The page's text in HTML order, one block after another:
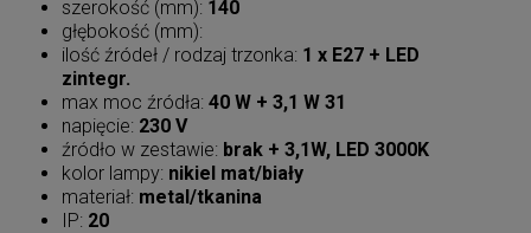
szerokość (mm): 140
głębokość (mm):
ilość źródeł / rodzaj trzonka: 1 x E27 + LED
zintegr.
max moc źródła: 40 W + 3,1 W 31
napięcie: 230 V
źródło w zestawie: brak + 3,1W, LED 3000K
kolor lampy: nikiel mat/biały
materiał: metal/tkanina
IP: 20